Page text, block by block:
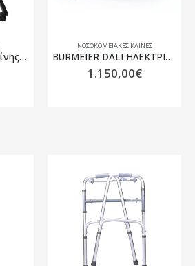
Alfa Care Τραπέζι Κλίνης Τροχήλατο AC–863
ΝΟΣΟΚΟΜΕΙΑΚΈΣ ΚΛΊΝΕΣ
BURMEIER DALI ΗΛΕΚΤΡΙΚΗ ΚΛΙΝΗ Ξύλινη Ηλεκτροκίνητη Πολύσπαστη 0808390
1.150,00€